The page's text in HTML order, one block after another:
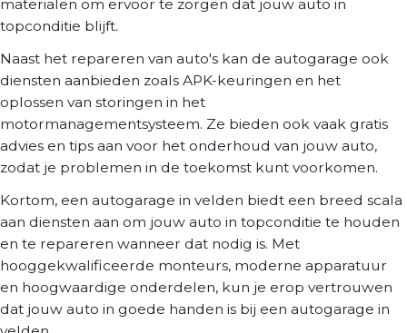
materialen om ervoor te zorgen dat jouw auto in
topconditie blijft.
Naast het repareren van auto's kan de autogarage ook
diensten aanbieden zoals APK-keuringen en het
oplossen van storingen in het
motormanagementsysteem. Ze bieden ook vaak gratis
advies en tips aan voor het onderhoud van jouw auto,
zodat je problemen in de toekomst kunt voorkomen.
Kortom, een autogarage in velden biedt een breed scala
aan diensten aan om jouw auto in topconditie te houden
en te repareren wanneer dat nodig is. Met
hooggekwalificeerde monteurs, moderne apparatuur
en hoogwaardige onderdelen, kun je erop vertrouwen
dat jouw auto in goede handen is bij een autogarage in